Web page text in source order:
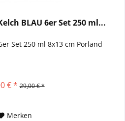
BLAU 6er Set 250 ml...
Set 250 ml 8x13 cm Porland
€ * 29,00 € *
Merken